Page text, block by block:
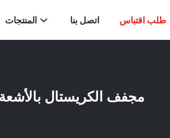
المنتجات اتصل بنا طلب اقتباس
مجفف الكريستال